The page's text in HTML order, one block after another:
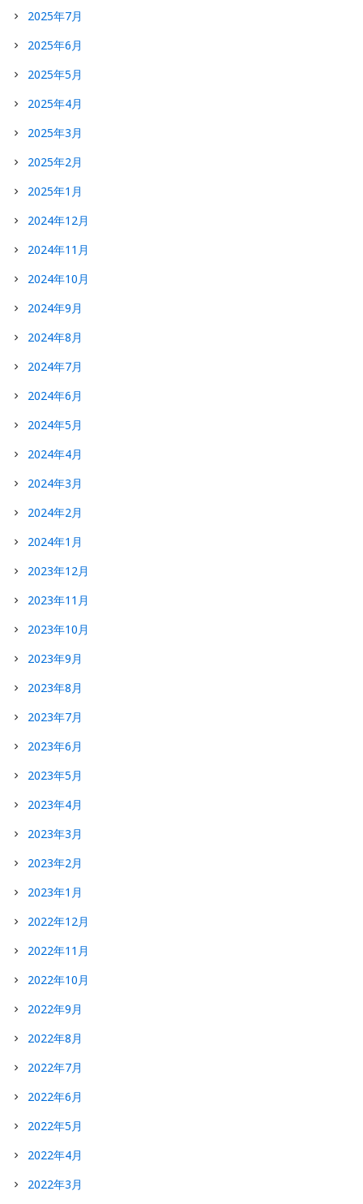
2025年7月
2025年6月
2025年5月
2025年4月
2025年3月
2025年2月
2025年1月
2024年12月
2024年11月
2024年10月
2024年9月
2024年8月
2024年7月
2024年6月
2024年5月
2024年4月
2024年3月
2024年2月
2024年1月
2023年12月
2023年11月
2023年10月
2023年9月
2023年8月
2023年7月
2023年6月
2023年5月
2023年4月
2023年3月
2023年2月
2023年1月
2022年12月
2022年11月
2022年10月
2022年9月
2022年8月
2022年7月
2022年6月
2022年5月
2022年4月
2022年3月